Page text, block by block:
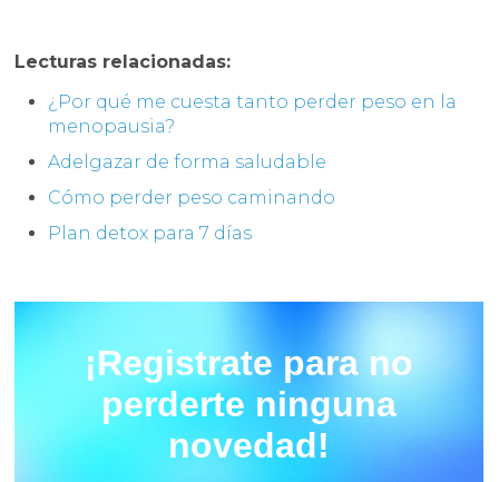
Lecturas relacionadas:
¿Por qué me cuesta tanto perder peso en la
menopausia?
Adelgazar de forma saludable
Cómo perder peso caminando
Plan detox para 7 días